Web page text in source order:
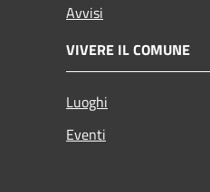
Avvisi
VIVERE IL COMUNE
Luoghi
Eventi